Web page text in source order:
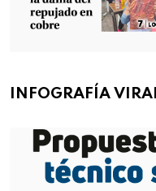
INFOGRAFÍA